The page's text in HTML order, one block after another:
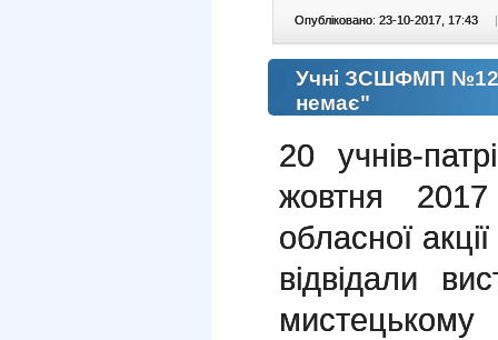
Опубліковано: 23-10-2017, 17:43 |
Учні ЗСШФМП №12
немає"
20 учнів-
жовтня
обласної
відвідали